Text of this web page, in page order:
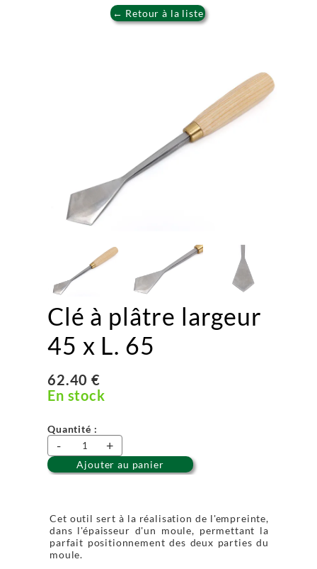
← Retour à la liste
Clé à plâtre largeur
45 x L. 65
62.40 €
En stock
Quantité :
- +
Ajouter au panier
Cet outil sert à la réalisation de l'empreinte,
dans l'épaisseur d'un moule, permettant la
parfait positionnement des deux parties du
moule.